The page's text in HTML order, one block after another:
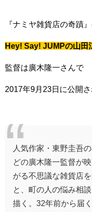
『ナミヤ雑貨店の奇蹟
Hey! Say! JUMPの山田
監督は廣木隆一さんで
2017年9月23日に公開さ
人気作家・東野圭吾
どの廣木隆一監督が
がる不思議な雑貨店
と、町の人の悩み相
描く。32年前から届